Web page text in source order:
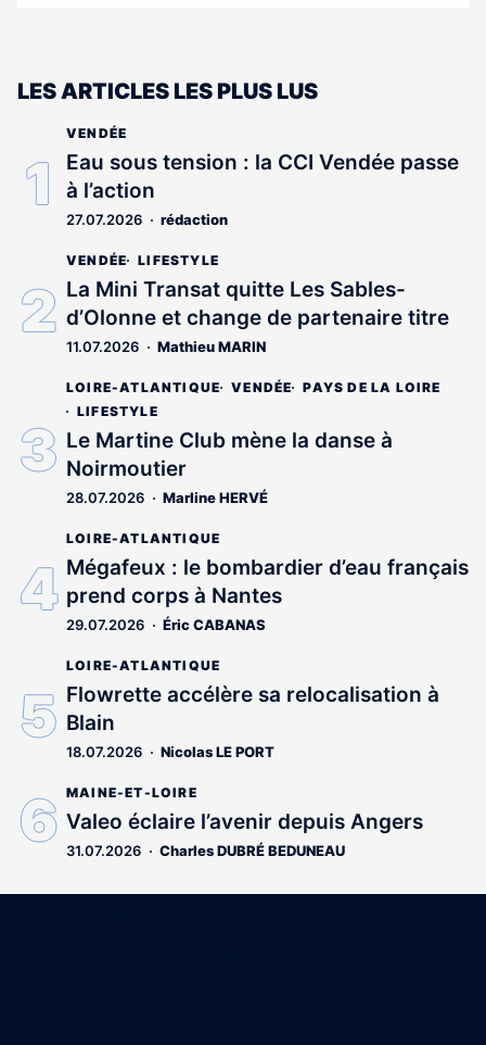
LES ARTICLES LES PLUS LUS
VENDÉE
Eau sous tension : la CCI Vendée passe
à l’action
27.07.2026 rédaction
VENDÉE LIFESTYLE
La Mini Transat quitte Les Sables-
d’Olonne et change de partenaire titre
11.07.2026 Mathieu MARIN
LOIRE-ATLANTIQUE VENDÉE
PAYS DE LA LOIRE
LIFESTYLE
Le Martine Club mène la danse à
Noirmoutier
28.07.2026 Marline HERVÉ
LOIRE-ATLANTIQUE
Mégafeux : le bombardier d’eau français
prend corps à Nantes
29.07.2026 Éric CABANAS
LOIRE-ATLANTIQUE
Flowrette accélère sa relocalisation à
Blain
18.07.2026 Nicolas LE PORT
MAINE-ET-LOIRE
Valeo éclaire l’avenir depuis Angers
31.07.2026 Charles DUBRÉ BEDUNEAU